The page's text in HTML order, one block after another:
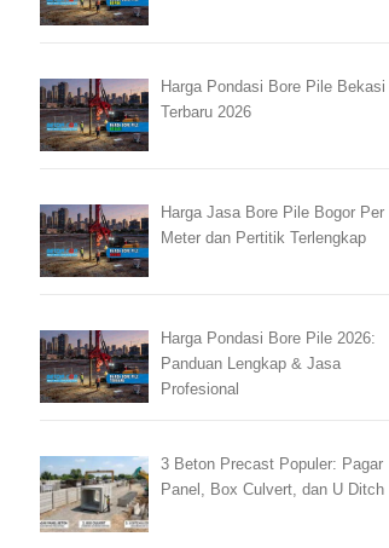
Harga Pondasi Bore Pile Bekasi
Terbaru 2026
Harga Jasa Bore Pile Bogor Per
Meter dan Pertitik Terlengkap
Harga Pondasi Bore Pile 2026:
Panduan Lengkap & Jasa
Profesional
3 Beton Precast Populer: Pagar
Panel, Box Culvert, dan U Ditch